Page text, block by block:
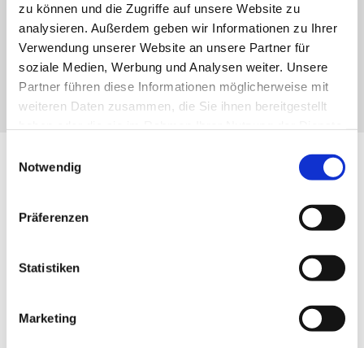
zu können und die Zugriffe auf unsere Website zu
analysieren. Außerdem geben wir Informationen zu Ihrer
Verwendung unserer Website an unsere Partner für
soziale Medien, Werbung und Analysen weiter. Unsere
Partner führen diese Informationen möglicherweise mit
weiteren Daten zusammen, die Sie ihnen bereitgestellt
Notwendig
Präferenzen
Statistiken
Marketing
Sonntag, 18. April 2027, 10:00 Uhr
Oberscheld, Hans-König-Weg 10, 35688
Dillenburg